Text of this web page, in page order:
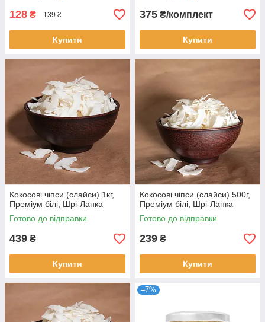
128 ₴ 139 ₴
Купити
375 ₴/комплект
Купити
Кокосові чіпси (слайси) 1кг,
Преміум білі, Шрі-Ланка
Готово до відправки
439 ₴
Купити
Кокосові чіпси (слайси) 500г,
Преміум білі, Шрі-Ланка
Готово до відправки
239 ₴
Купити
–7%